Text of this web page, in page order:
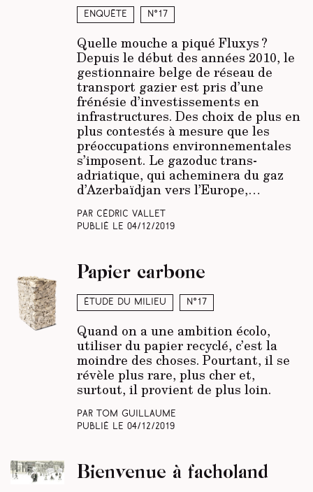
Enquête N°17
Quelle mouche a piqué Fluxys ?
Depuis le début des années 2010, le
gestionnaire belge de réseau de
transport gazier est pris d’une
frénésie d’investissements en
infrastructures. Des choix de plus en
plus contestés à mesure que les
préoccupations environnementales
s’imposent. Le gazoduc trans-
adriatique, qui acheminera du gaz
d’Azerbaïdjan vers l’Europe,…
Par Cédric Vallet
Publié le 04/12/2019
Étude du milieu N°17
Papier carbone
Quand on a une ambition écolo,
utiliser du papier recyclé, c’est la
moindre des choses. Pourtant, il se
révèle plus rare, plus cher et,
surtout, il provient de plus loin.
Par Tom Guillaume
Publié le 04/12/2019
Bienvenue à facholand